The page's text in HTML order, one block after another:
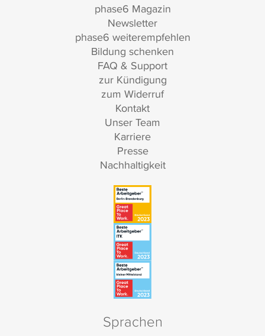
phase6 Magazin
Newsletter
phase6 weiterempfehlen
Bildung schenken
FAQ & Support
zur Kündigung
zum Widerruf
Kontakt
Unser Team
Karriere
Presse
Nachhaltigkeit
Sprachen